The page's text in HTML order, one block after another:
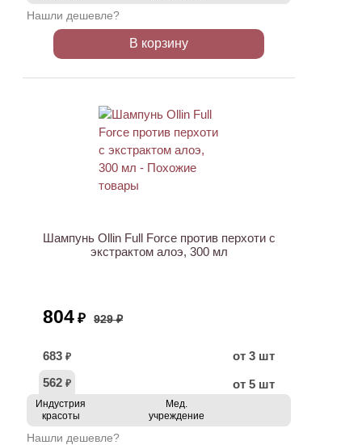
Нашли дешевле?
В корзину
Шампунь Ollin Full Force против перхоти с
экстрактом алоэ, 300 мл
804 ₽ 929 ₽
683 ₽
от 3 шт
562 ₽ от 5 шт
Индустрия
красоты
Мед.
учреждение
Нашли дешевле?